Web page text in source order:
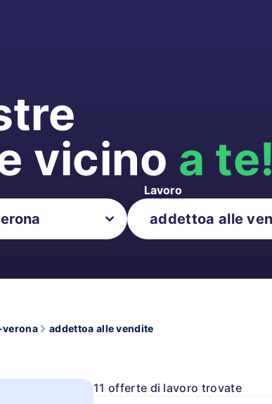
vicino a te!
Lavoro
addettoa alle vendite
11 offerte di lavoro trovate